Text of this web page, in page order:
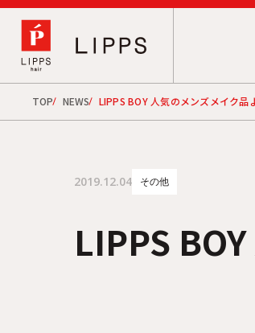
TOP NEWS LIPPS BOY 人気のメンズメイク品
2019.12.04 その他
LIPPS